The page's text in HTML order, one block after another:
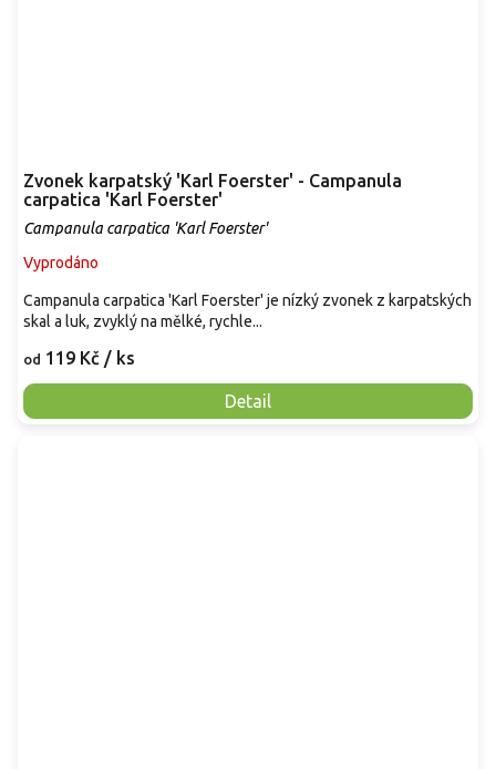
Zvonek karpatský 'Karl Foerster' - Campanula
carpatica 'Karl Foerster'
Campanula carpatica 'Karl Foerster'
Vyprodáno
od 119 Kč / ks
Detail
Campanula carpatica 'Karl Foerster' je nízký zvonek z karpatských
skal a luk, zvyklý na mělké, rychle...